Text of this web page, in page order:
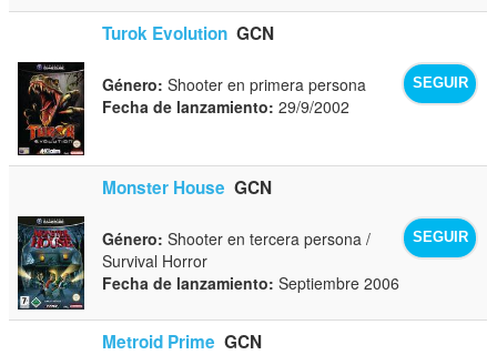
Turok Evolution GCN
SEGUIR
Género: Shooter en primera persona
Fecha de lanzamiento: 29/9/2002
Monster House GCN
SEGUIR
Género: Shooter en tercera persona /
Survival Horror
Fecha de lanzamiento: Septiembre 2006
Metroid Prime GCN